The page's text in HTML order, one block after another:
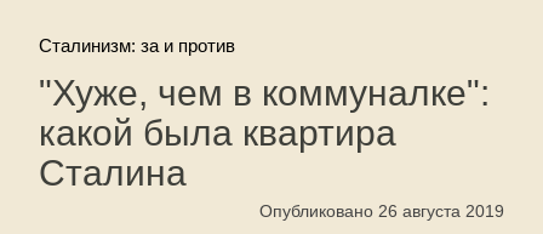
Сталинизм: за и против
"Хуже, чем в коммуналке":
какой была квартира
Сталина
Опубликовано 26 августа 2019